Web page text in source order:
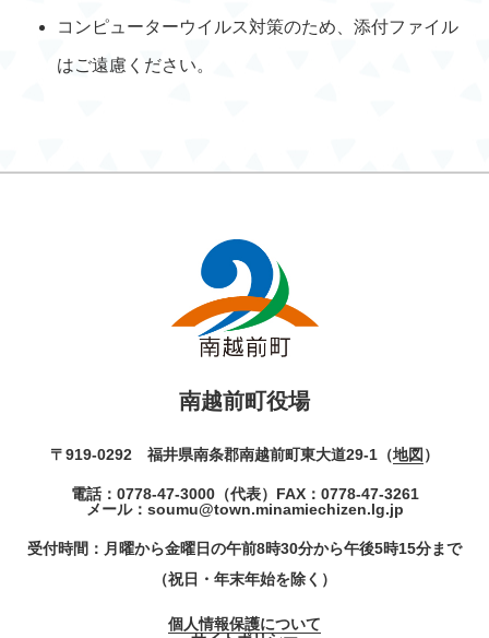
コンピューターウイルス対策のため、添付ファイル
はご遠慮ください。
南越前町役場
〒919-0292 福井県南条郡南越前町東大道29-1（地図 ）
電話： 0778-47-3000（代表） FAX：0778-47-3261
メール： soumu@town.minamiechizen.lg.jp
受付時間：月曜から金曜日の午前8時30分から午後5時15分まで
（祝日・年末年始を除く）
個人情報保護について